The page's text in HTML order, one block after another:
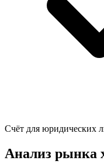
Счёт для юридических
Анализ рынка